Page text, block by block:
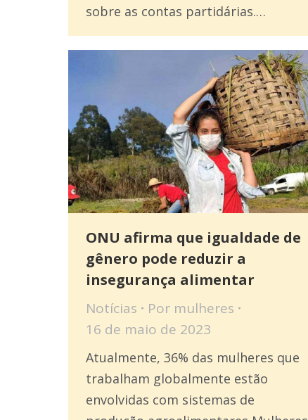
sobre as contas partidárias.…
ONU afirma que igualdade de
gênero pode reduzir a
insegurança alimentar
Notícias Por mulheres
16 de maio de 2023
Atualmente, 36% das mulheres que
trabalham globalmente estão
envolvidas com sistemas de